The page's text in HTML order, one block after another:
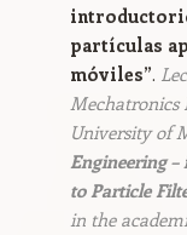
partículas
móviles”.
Mechatronics
University of
Engineering –
to Particle
in the